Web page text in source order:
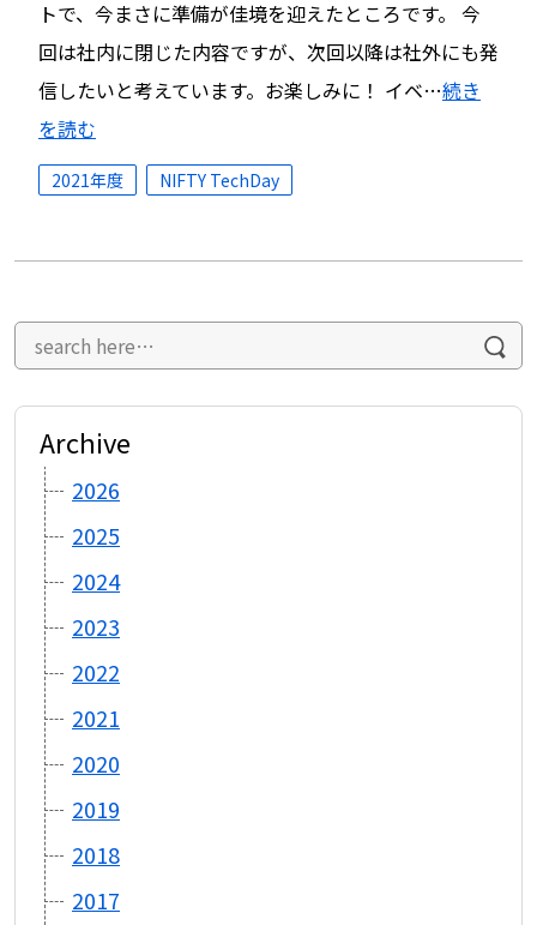
トで、今まさに準備が佳境を迎えたところです。 今
回は社内に閉じた内容ですが、次回以降は社外にも発
信したいと考えています。お楽しみに！ イベ…続き
を読む
2021年度 NIFTY TechDay
Archive
2026
2025
2024
2023
2022
2021
2020
2019
2018
2017